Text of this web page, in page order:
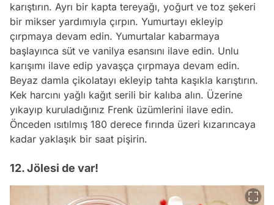
karıştırın. Ayrı bir kapta tereyağı, yoğurt ve toz şekeri
bir mikser yardımıyla çırpın. Yumurtayı ekleyip
çırpmaya devam edin. Yumurtalar kabarmaya
başlayınca süt ve vanilya esansını ilave edin. Unlu
karışımı ilave edip yavaşça çırpmaya devam edin.
Beyaz damla çikolatayı ekleyip tahta kaşıkla karıştırın.
Kek harcını yağlı kağıt serili bir kalıba alın. Üzerine
yıkayıp kuruladığınız Frenk üzümlerini ilave edin.
Önceden ısıtılmış 180 derece fırında üzeri kızarıncaya
kadar yaklaşık bir saat pişirin.
12. Jölesi de var!